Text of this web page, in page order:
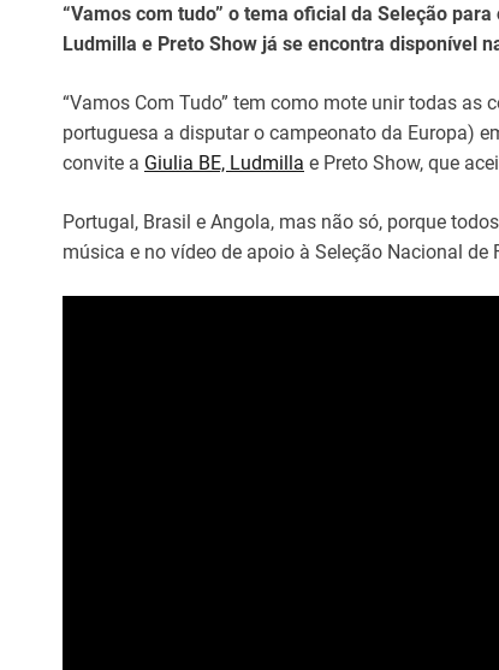
“Vamos com tudo” o tema oficial da Seleção
Ludmilla e Preto Show já se encontra disponível
“Vamos Com Tudo” tem como mote unir todas
portuguesa a disputar o campeonato da Europa)
convite a Giulia BE, Ludmilla e Preto Show, que
Portugal, Brasil e Angola, mas não só, porque
música e no vídeo de apoio à Seleção Nacional de